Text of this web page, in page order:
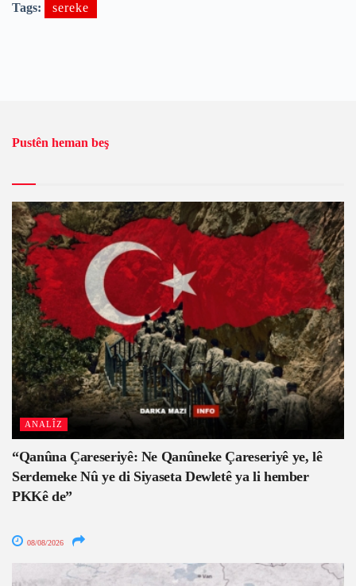
Tags: sereke
Pustên heman beş
ANALÎZ
“Qanûna Çareseriyê: Ne Qanûneke Çareseriyê ye, lê
Serdemeke Nû ye di Siyaseta Dewletê ya li hember
PKKê de”
08/08/2026